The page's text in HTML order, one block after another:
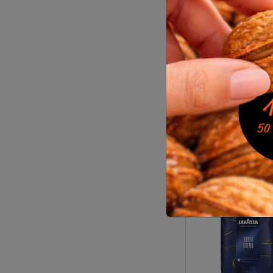
Kafija, pupiņu,
Arabica 100%,
grauzdējums, 1kg
04-461
17.30
€bez PVN
Noliktavā 114 |
piegāde
Pirkt